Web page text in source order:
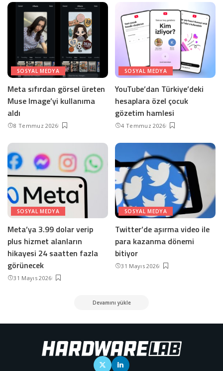
SOSYAL MEDYA
Meta sıfırdan görsel üreten
Muse Image’yi kullanıma
aldı
8 Temmuz 2026
SOSYAL MEDYA
YouTube’dan Türkiye’deki
hesaplara özel çocuk
gözetim hamlesi
4 Temmuz 2026
SOSYAL MEDYA
Meta’ya 3.99 dolar verip
plus hizmet alanların
hikayesi 24 saatten fazla
görünecek
31 Mayıs 2026
SOSYAL MEDYA
Twitter’de aşırma video ile
para kazanma dönemi
bitiyor
31 Mayıs 2026
Devamını yükle